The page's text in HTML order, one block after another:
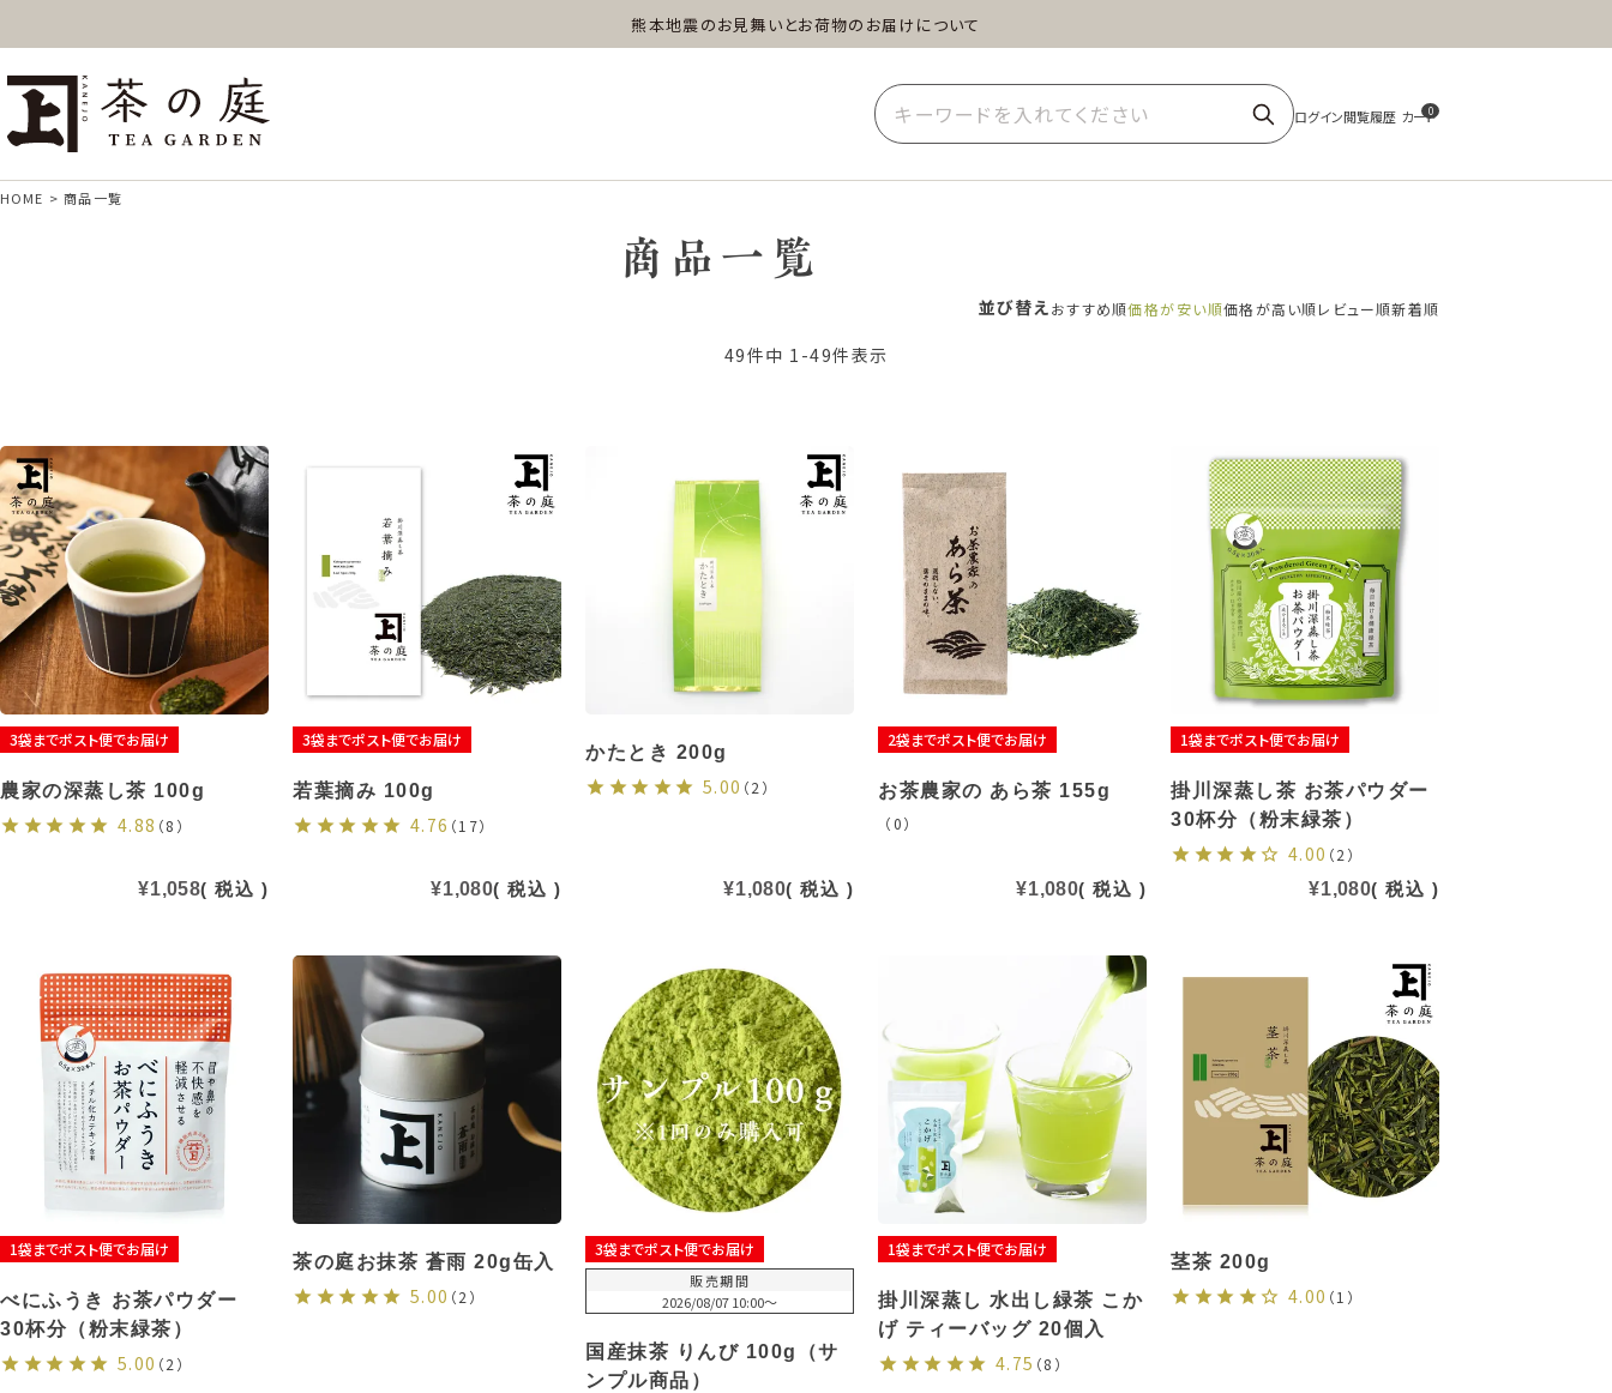
熊本地震のお見舞いとお荷物のお届けについて
0
水出し茶
抹茶 商品一覧
HOME 商品一覧
商品一覧
並び替えおすすめ順価格が安い順価格が高い順レビュー順新着順
49件中 1 -49件表示
3袋までポスト便でお届け
農家の深蒸し茶 100g
4.88 （8）
¥1,058 税込
3袋までポスト便でお届け
若葉摘み 100g
4.76 （17）
¥1,080 税込
かたとき 200g
5.00 （2）
¥1,080 税込
2袋までポスト便でお届け
お茶農家の あら茶 155g
（0）
¥1,080 税込
1袋までポスト便でお届け
掛川深蒸し茶 お茶パウダー
30杯分（粉末緑茶）
4.00 （2）
¥1,080 税込
1袋までポスト便でお届け
べにふうき お茶パウダー
30杯分（粉末緑茶）
5.00 （2）
茶の庭お抹茶 蒼雨 20g缶入
5.00 （2）
3袋までポスト便でお届け
販売期間
2026/08/07 10:00〜
国産抹茶 りんび 100g（サ
ンプル商品）
1袋までポスト便でお届け
掛川深蒸し 水出し緑茶 こか
げ ティーバッグ 20個入
4.75 （8）
茎茶 200g
4.00 （1）